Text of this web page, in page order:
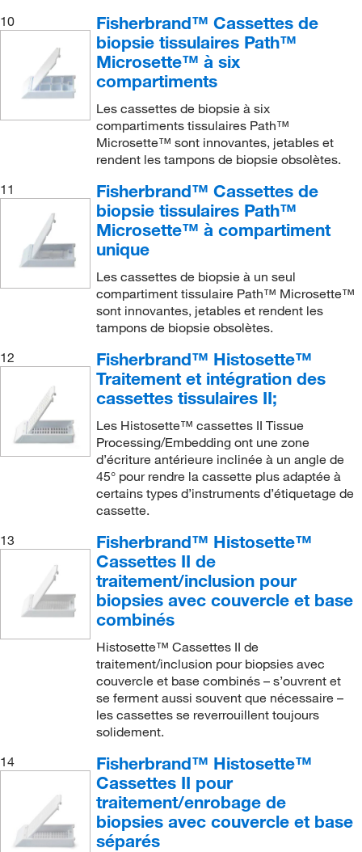
10
Fisherbrand™ Cassettes de
biopsie tissulaires Path™
Microsette™ à six
compartiments
Les cassettes de biopsie à six
compartiments tissulaires Path™
Microsette™ sont innovantes, jetables et
rendent les tampons de biopsie obsolètes.
11
Fisherbrand™ Cassettes de
biopsie tissulaires Path™
Microsette™ à compartiment
unique
Les cassettes de biopsie à un seul
compartiment tissulaire Path™ Microsette™
sont innovantes, jetables et rendent les
tampons de biopsie obsolètes.
12
Fisherbrand™ Histosette™
Traitement et intégration des
cassettes tissulaires II;
Les Histosette™ cassettes II Tissue
Processing/Embedding ont une zone
d’écriture antérieure inclinée à un angle de
45° pour rendre la cassette plus adaptée à
certains types d’instruments d’étiquetage de
cassette.
13
Fisherbrand™ Histosette™
Cassettes II de
traitement/inclusion pour
biopsies avec couvercle et base
combinés
Histosette™ Cassettes II de
traitement/inclusion pour biopsies avec
couvercle et base combinés – s’ouvrent et
se ferment aussi souvent que nécessaire –
les cassettes se reverrouillent toujours
solidement.
14
Fisherbrand™ Histosette™
Cassettes II pour
traitement/enrobage de
biopsies avec couvercle et base
séparés